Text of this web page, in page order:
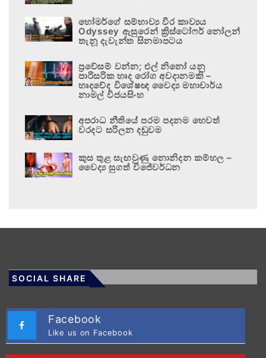
හෝමර්ගේ සම්භාව්‍ය වීර කාව්‍යය
Odyssey ඇසුරෙන් ක්‍රිස්ටෝෆර් නෝලන්
තැනූ දැවැන්ත සිනමාපටය
ප්‍රවේසම් වන්න; එල් නිනෝ යනු
පාරිසරික හෘද රෝග අවදානමකි –
හෘදවේද විශේෂඥ වෛද්‍ය මහාචාර්ය
නාමල් විජයසිංහ
අපරාධ නීතියේ පරම පදනම හෙවත්
වරදට සරිලන දඬුවම
කුස තුළ සැඟවුණු නොනිදන කම්හල –
වෛද්‍ය සුගත් විජේවර්ධන
SOCIAL SHARE
Facebook
Like us on Facebook